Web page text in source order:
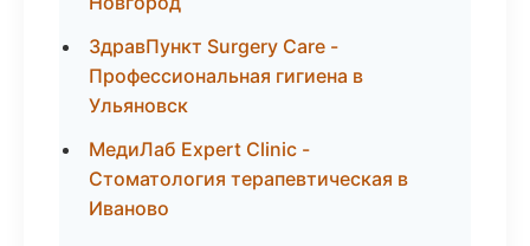
ЗдравПункт Surgery Care -
Профессиональная гигиена в
Ульяновск
МедиЛаб Expert Clinic -
Стоматология терапевтическая в
Иваново